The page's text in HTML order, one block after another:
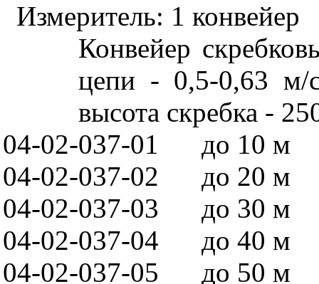
Измеритель: 1 конвейер
Конвейер
цепи - 0,5-0,63 м/
высота скребка -
04-02-037-01
до 10 м
04-02-037-02
до 20 м
04-02-037-03
до 30 м
04-02-037-04
до 40 м
04-02-037-05
до 50 м